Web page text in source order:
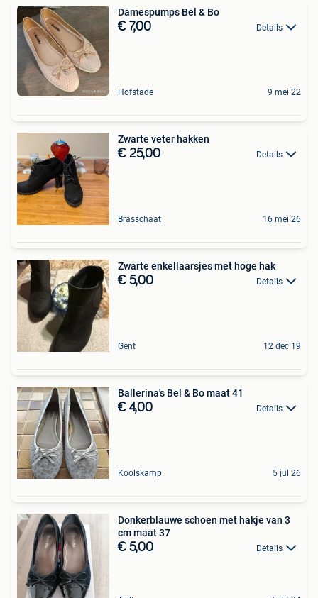
Damespumps Bel & Bo
€ 7,00 Details
Hofstade 9 mei 22
Zwarte veter hakken
€ 25,00 Details
Brasschaat 16 mei 26
Zwarte enkellaarsjes met hoge hak
€ 5,00 Details
Gent 12 dec 19
Ballerina's Bel & Bo maat 41
€ 4,00 Details
Koolskamp 5 jul 26
Donkerblauwe schoen met hakje van 3
cm maat 37
€ 5,00 Details